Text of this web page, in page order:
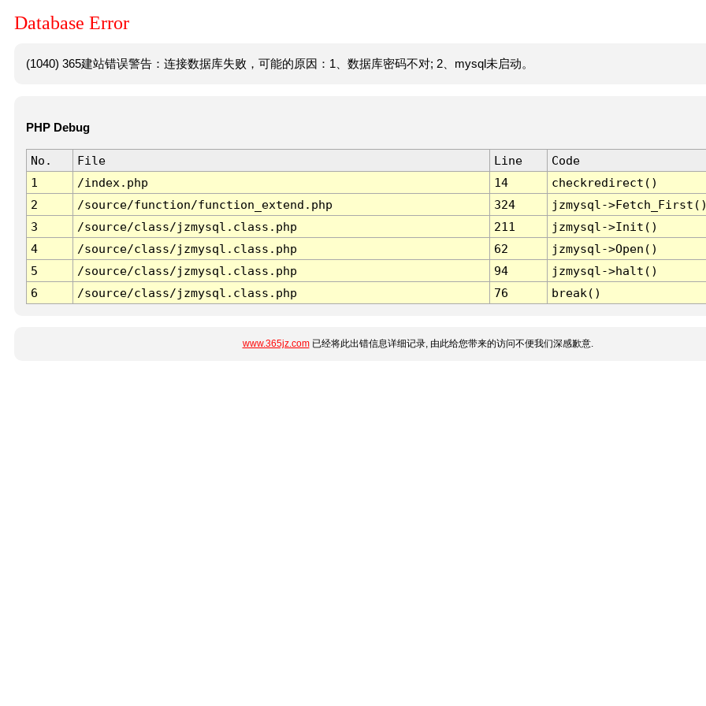
Database Error
(1040) 365建站错误警告：连接数据库失败，可能的原因：1、数据库密码不对; 2、mysql未启动。
PHP Debug
No. File Line
Code
1
/index.php 14
checkredirect()
2
/source/function/function_extend.php 324
jzmysql-
3
/source/class/jzmysql.class.php 211
jzmysql->Init()
4
/source/class/jzmysql.class.php 62
jzmysql->Open()
5
/source/class/jzmysql.class.php 94
jzmysql->halt()
6
/source/class/jzmysql.class.php 76 break()
www.365jz.com已经将此出错信息详细记录, 由此给您带来的访问不便我们深感歉意.